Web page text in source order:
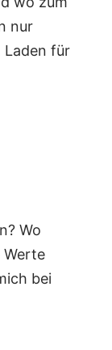
nur
Laden für
Wo
Werte
bei